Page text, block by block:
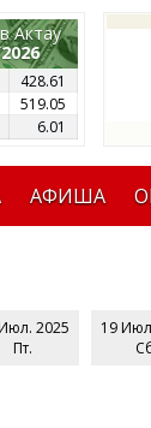
Актау
428.61
519.05
6.01
АФИША
2025
Пт.
19